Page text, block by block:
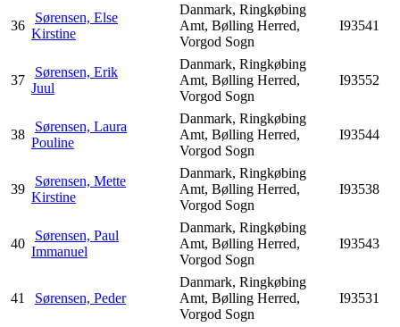
36
Sørensen, Else
Kirstine
Danmark, Ringkøbing
Amt, Bølling Herred,
Vorgod Sogn
I93541
37
Sørensen, Erik
Juul
Danmark, Ringkøbing
Amt, Bølling Herred,
Vorgod Sogn
I93552
38
Sørensen, Laura
Pouline
Danmark, Ringkøbing
Amt, Bølling Herred,
Vorgod Sogn
I93544
39
Sørensen, Mette
Kirstine
Danmark, Ringkøbing
Amt, Bølling Herred,
Vorgod Sogn
I93538
40
Sørensen, Paul
Immanuel
Danmark, Ringkøbing
Amt, Bølling Herred,
Vorgod Sogn
I93543
41 Sørensen, Peder
Danmark, Ringkøbing
Amt, Bølling Herred,
Vorgod Sogn
I93531